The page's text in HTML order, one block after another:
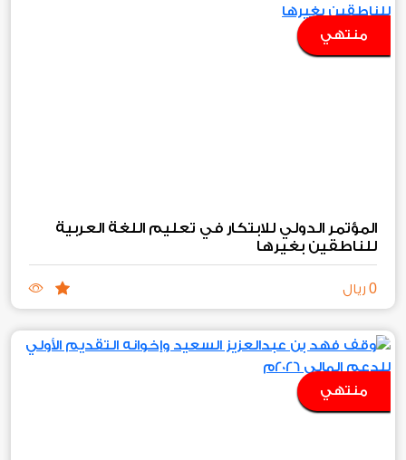
منتهي
المؤتمر الدولي للابتكار في تعليم اللغة العربية
للناطقين بغيرها
0 ريال
منتهي